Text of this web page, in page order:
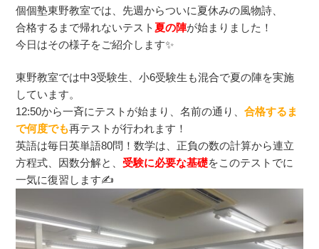
個個塾東野教室では、先週からついに夏休みの風物詩、
合格するまで帰れないテスト夏の陣が始まりました！
今日はその様子をご紹介します✨
東野教室では中3受験生、小6受験生も混合で夏の陣を実施
しています。
12:50から一斉にテストが始まり、名前の通り、合格するま
で何度でも再テストが行われます！
英語は毎日英単語80問！数学は、正負の数の計算から連立
方程式、因数分解と、 受験に必要な基礎をこのテストでに
一気に復習します✍